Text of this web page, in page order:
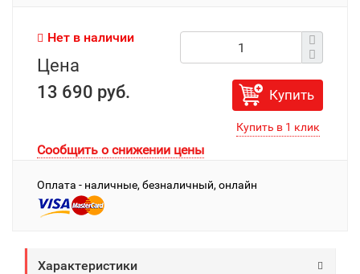
Нет в наличии
Цена
13 690 руб.
Купить
Сообщить о снижении цены
Оплата - наличные, безналичный, онлайн
Характеристики